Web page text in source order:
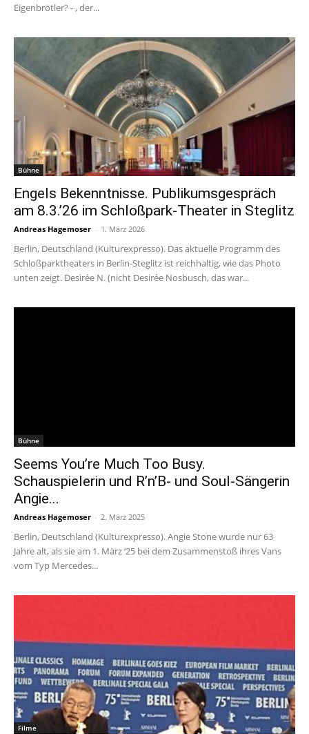
Eigenbrötler? - , der...
Bühne
Engels Bekenntnisse. Publikumsgespräch
am 8.3.’26 im Schloßpark-Theater in Steglitz
Andreas Hagemoser - 1. März 2026
Berlin, Deutschland (Kulturexpresso). Das aktuelle Programm des
Schloßparktheaters in Berlin-Steglitz ist reichhaltig, wie das Photo
unten zeigt. Desirée N. (nicht Desirée Nosbusch, das war...
Bühne
Seems You’re Much Too Busy.
Schauspielerin und R’n’B- und Soul-Sängerin
Angie...
Andreas Hagemoser - 2. März 2025
Berlin, Deutschland (Kulturexpresso). Angie Stone wurde nur 63
Jahre alt, als sie am 1. März ‘25 bei dem Zusammenstoß ihres Vans
vom Typ Mercedes...
Filme